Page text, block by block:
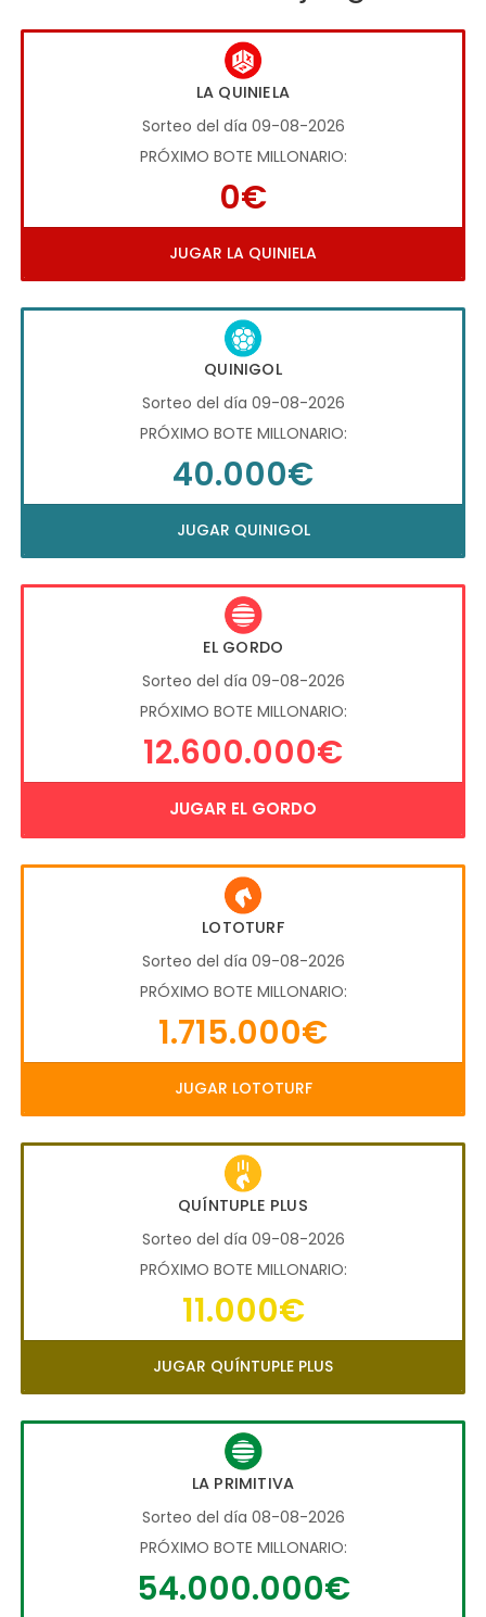
LA QUINIELA
Sorteo del día 09-08-2026
PRÓXIMO BOTE MILLONARIO:
0€
JUGAR LA QUINIELA
QUINIGOL
Sorteo del día 09-08-2026
PRÓXIMO BOTE MILLONARIO:
40.000€
JUGAR QUINIGOL
EL GORDO
Sorteo del día 09-08-2026
PRÓXIMO BOTE MILLONARIO:
12.600.000€
JUGAR EL GORDO
LOTOTURF
Sorteo del día 09-08-2026
PRÓXIMO BOTE MILLONARIO:
1.715.000€
JUGAR LOTOTURF
QUÍNTUPLE PLUS
Sorteo del día 09-08-2026
PRÓXIMO BOTE MILLONARIO:
11.000€
JUGAR QUÍNTUPLE PLUS
LA PRIMITIVA
Sorteo del día 08-08-2026
PRÓXIMO BOTE MILLONARIO:
54.000.000€